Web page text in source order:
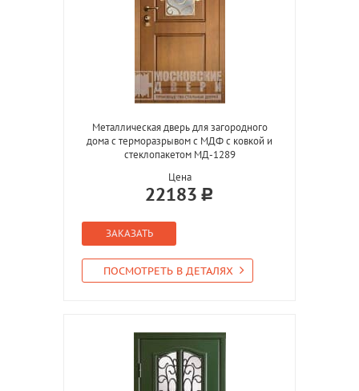
Металлическая дверь для загородного
дома с терморазрывом с МДФ с ковкой и
стеклопакетом МД-1289
Цена
22183
ЗАКАЗАТЬ
ПОСМОТРЕТЬ В ДЕТАЛЯХ